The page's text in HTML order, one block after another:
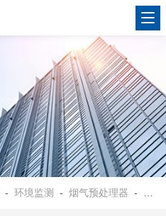
-环境监测 -烟气预处理器 - HX-1360烟气预处理器 湿烟气滤尘